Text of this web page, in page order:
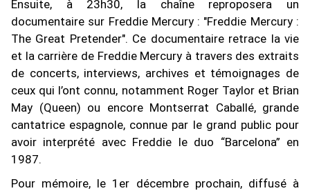
Ensuite, à 23h30, la chaîne reproposera un
documentaire sur Freddie Mercury : "Freddie Mercury :
The Great Pretender". Ce documentaire retrace la vie
et la carrière de Freddie Mercury à travers des extraits
de concerts, interviews, archives et témoignages de
ceux qui l’ont connu, notamment Roger Taylor et Brian
May (Queen) ou encore Montserrat Caballé, grande
cantatrice espagnole, connue par le grand public pour
avoir interprété avec Freddie le duo “Barcelona” en
1987.
Pour mémoire, le 1er décembre prochain, diffusé à